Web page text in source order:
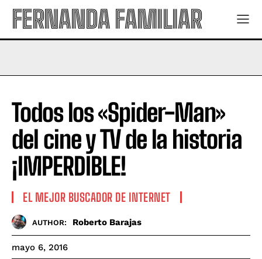
FERNANDA FAMILIAR
Todos los «Spider-Man»
del cine y TV de la historia
¡IMPERDIBLE!
EL MEJOR BUSCADOR DE INTERNET
AUTHOR: Roberto Barajas
mayo 6, 2016